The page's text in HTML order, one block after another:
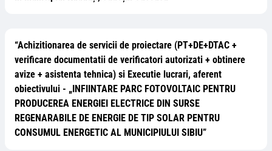
“Achizitionarea de servicii de proiectare (PT+DE+DTAC +
verificare documentatii de verificatori autorizati + obtinere
avize + asistenta tehnica) si Executie lucrari, aferent
obiectivului - „INFIINTARE PARC FOTOVOLTAIC PENTRU
PRODUCEREA ENERGIEI ELECTRICE DIN SURSE
REGENARABILE DE ENERGIE DE TIP SOLAR PENTRU
CONSUMUL ENERGETIC AL MUNICIPIULUI SIBIU”